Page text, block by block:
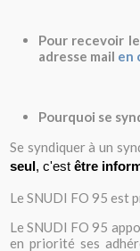
Pour recevoir
adresse mail en
Pourquoi se
Se syndiquer à un
seul , c'est être
Le SNUDI FO 95 est
Le SNUDI FO 95
en priorité ses